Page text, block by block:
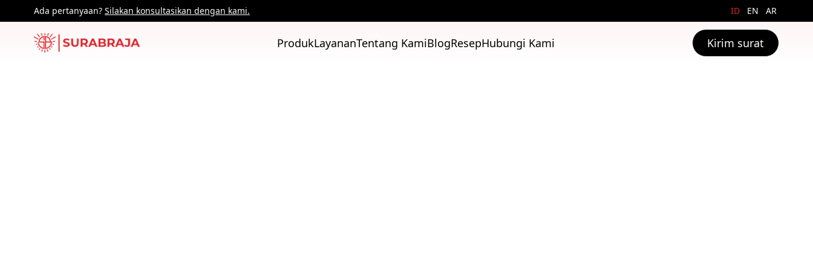
Ada pertanyaan? Silakan konsultasikan dengan kami. ID EN AR
ProdukLayananTentang KamiBlogResepHubungi Kami Kirim surat